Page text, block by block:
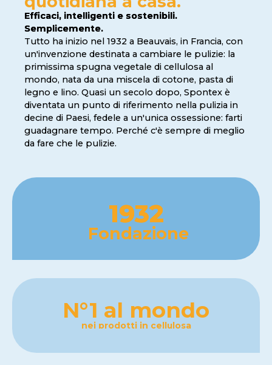
Efficaci, intelligenti e sostenibili.
Semplicemente.
Tutto ha inizio nel 1932 a Beauvais, in Francia, con
un'invenzione destinata a cambiare le pulizie: la
primissima spugna vegetale di cellulosa al
mondo, nata da una miscela di cotone, pasta di
legno e lino. Quasi un secolo dopo, Spontex è
diventata un punto di riferimento nella pulizia in
decine di Paesi, fedele a un'unica ossessione: farti
guadagnare tempo. Perché c'è sempre di meglio
da fare che le pulizie.
1932
Fondazione
N°1 al mondo
nei prodotti in cellulosa